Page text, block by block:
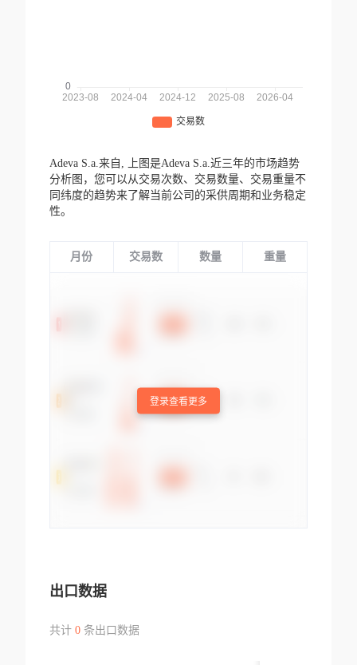
Adeva S.a.来自,
上图是Adeva S.a.近三年的市场趋势
分析图，您可以从交易次数、交易数量、交易重量不
同纬度的趋势来了解当前公司的采供周期和业务稳定
性。
月份 交易数 数量 重量
登录查看更多
出口数据
共计 0条出口数据